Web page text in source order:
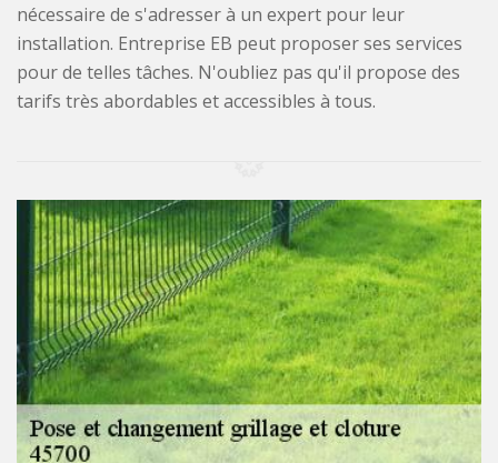
nécessaire de s'adresser à un expert pour leur
installation. Entreprise EB peut proposer ses services
pour de telles tâches. N'oubliez pas qu'il propose des
tarifs très abordables et accessibles à tous.